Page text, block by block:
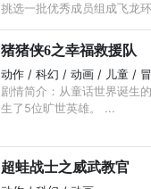
挑选一批优秀成员组成飞龙
猪猪侠6之幸福救援队
动作 / 科幻 / 动画 / 儿童 /
剧情简介：从童话世界诞生
生了5位旷世英雄。 ...
超蛙战士之威武教官